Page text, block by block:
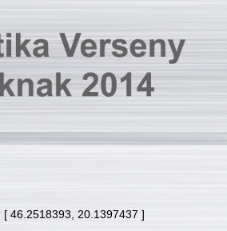
46.2518393, 20.1397437 ]